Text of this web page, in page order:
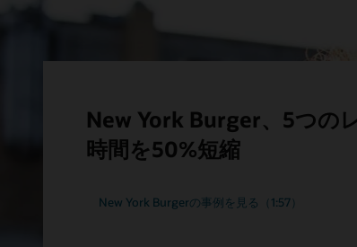
New York Burger、5つの
時間を50%短縮
New York Burgerの事例を見る（1:57）